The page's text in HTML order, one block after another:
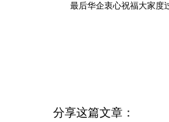
最后华企衷心祝福大家度
分享这篇文章：